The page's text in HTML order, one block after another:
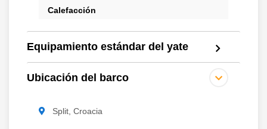
Calefacción
Equipamiento estándar del yate
Ubicación del barco
Split, Croacia